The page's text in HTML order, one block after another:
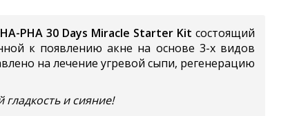
PHA 30 Days Miracle Starter Kit состоящий
к появлению акне на основе 3-х видов
на лечение угревой сыпи, регенерацию
и сияние!